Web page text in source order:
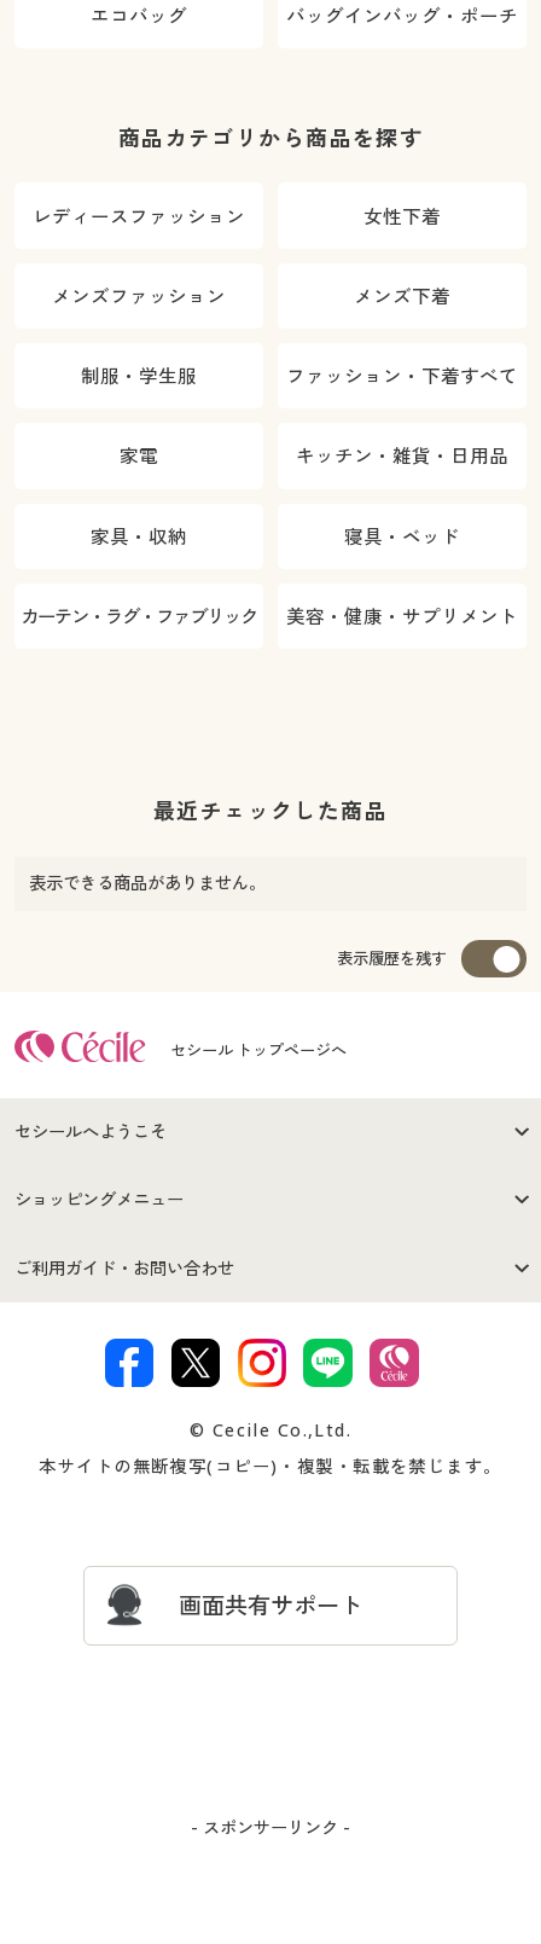
エコバッグ バッグインバッグ・ポーチ
商品カテゴリから商品を探す
レディースファッション 女性下着
メンズファッション メンズ下着
制服・学生服 ファッション・下着すべて
家電 キッチン・雑貨・日用品
家具・収納 寝具・ベッド
カーテン・ラグ・ファブリック 美容・健康・サプリメント
最近チェックした商品
表示できる商品がありません。
表示履歴を残す
セシール トップページへ
セシールへようこそ
はじめての方へ
セシールご利用規約
著作権・商標について 会社案内
ショッピングメニュー
商品カテゴリ
プレゼント＆キャンペーン サイトマップ
ご利用ガイド・お問い合わせ
交換・返品は お支払は
ついて
忘れの場合
© Cecile Co.,Ltd.
本サイトの無断複写(コピー)・複製・転載を禁じます。
画面共有サポート
- スポンサーリンク -